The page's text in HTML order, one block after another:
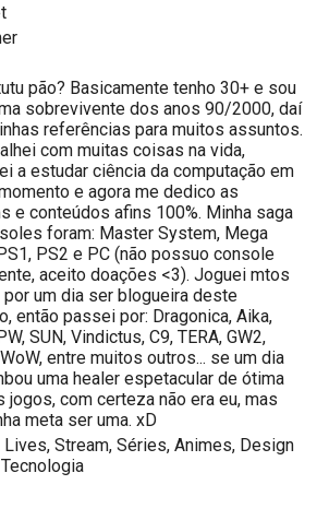
pão? Basicamente tenho 30+ e sou
sobrevivente dos anos 90/2000, daí
referências para muitos assuntos.
com muitas coisas na vida,
a estudar ciência da computação em
e agora me dedico as
e conteúdos afins 100%. Minha saga
foram: Master System, Mega
PS2 e PC (não possuo console
aceito doações <3). Joguei mtos
um dia ser blogueira deste
então passei por: Dragonica, Aika,
SUN, Vindictus, C9, TERA, GW2,
WoW, entre muitos outros... se um dia
uma healer espetacular de ótima
jogos, com certeza não era eu, mas
meta ser uma. xD
Stream, Séries, Animes, Design